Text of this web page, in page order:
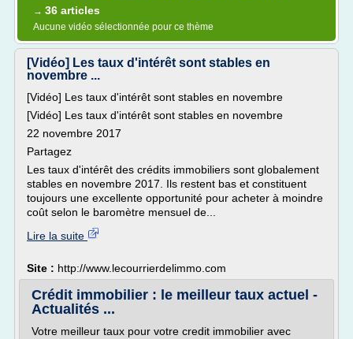
→ 36 articles
Aucune vidéo sélectionnée pour ce thème
[Vidéo] Les taux d'intérêt sont stables en
novembre ...
[Vidéo] Les taux d'intérêt sont stables en novembre
[Vidéo] Les taux d'intérêt sont stables en novembre
22 novembre 2017
Partagez
Les taux d'intérêt des crédits immobiliers sont globalement
stables en novembre 2017. Ils restent bas et constituent
toujours une excellente opportunité pour acheter à moindre
coût selon le baromètre mensuel de...
Lire la suite
Site : http://www.lecourrierdelimmo.com
Crédit immobilier : le meilleur taux actuel -
Actualités ...
Votre meilleur taux pour votre credit immobilier avec